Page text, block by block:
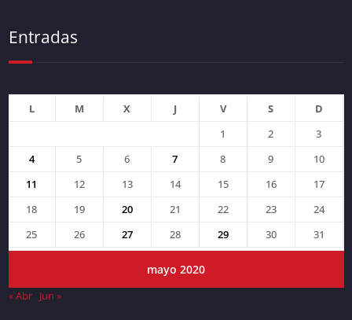
Entradas
mayo 2020
L M X J V S
D
1
2
3
4
5 6 7 8 9
10
11
12 13 14 15 16
17
18
19 20 21 22 23
24
25
26 27 28 29 30 31
« Abr Jun »